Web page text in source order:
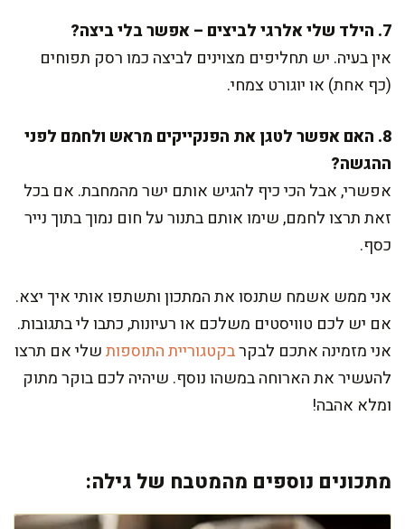
7. הילד שלי אלרגי לביצים – אפשר בלי ביצה?
אין בעיה. יש תחליפים מצוינים לביצה כמו רסק תפוחים
(כף אחת) או יוגורט צמחי.
8. האם אפשר לטגן את הפנקייקים מראש ולחמם לפני
ההגשה?
אפשרי, אבל הכי כיף להגיש אותם ישר מהמחבת. אם בכל
זאת תרצו לחמם, שימו אותם בתנור על חום נמוך בתוך נייר
כסף.
אני ממש אשמח שתנסו את המתכון ותשתפו אותי איך יצא.
אם יש לכם טוויסטים משלכם או רעיונות, כתבו לי בתגובות.
אני מזמינה אתכם לבקרבקטגוריית התוספותשלי אם תרצו
להעשיר את הארוחה במשהו נוסף. שיהיה לכם בוקר מתוק
ומלא אהבה!
מתכונים נוספים מהמטבח של גילה: